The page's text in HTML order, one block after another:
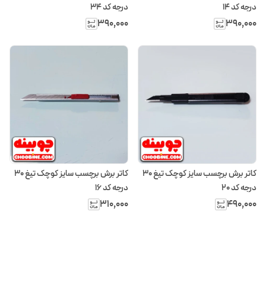
درجه کد ۱۴
۳۹۰٬۰۰۰
درجه کد ۳4
۳۹۰٬۰۰۰
کاتر برش برچسب سایز کوچک تیغ ۳۰
درجه کد ۲۰
۴۹۰٬۰۰۰
کاتر برش برچسب سایز کوچک تیغ ۳۰
درجه کد ۱۶
۳۱۰٬۰۰۰